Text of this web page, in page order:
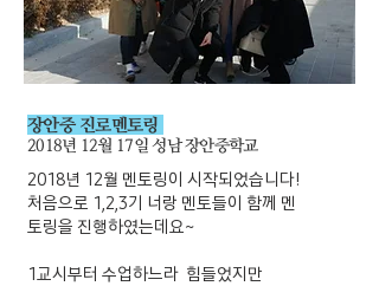
장안중 진로멘토링
2018년 12월 17일 성남 장안중학교
2018년 12월 멘토링이 시작되었습니다!
처음으로 1,2,3기 너랑 멘토들이 함께 멘
토링을 진행하였는데요~
1교시부터 수업하느라 힘들었지만